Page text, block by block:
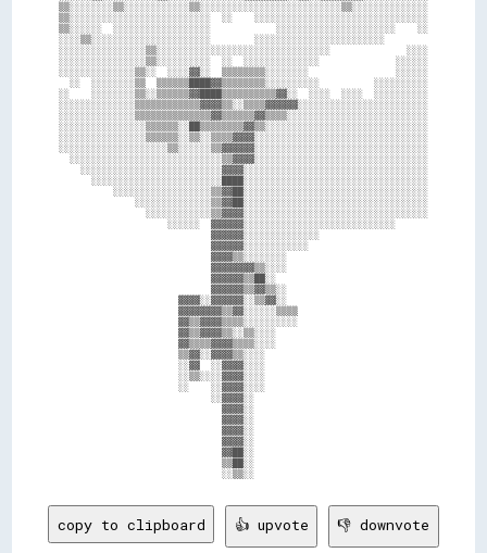
▒▒░░░░░░░░▒▒░░░░░░░░░░░░▒▒░░░░░░░░░░░░░░░░░░░░░░░░░░▒▒░░░░░░░░░░░░░░
▒▒░░░░░░░░░░░░░░░░░░░░░░░░░░  ░░    ░░░░░░░░░░░░░░░░░░░░░░░░░░░░░░░░
▒▒░░░░░░  ░░░░░░░░░░░░░░░░░░            ░░░░░░░░░░░░░░░░░░░░░░    ░░
░░░░▒▒░░░░░░░░░░░░░░░░░░░░░░        ░░░░░░░░░░░░░░░░░░░░░░░░
░░░░░░░░░░░░░░░░▒▒░░░░░░░░░░░░░░░░░░░░░░░░░░░░░░░░              ░░░░
░░░░░░░░░░░░░░░░▒▒░░░░░░░░░░  ░░  ░░░░░░░░░░░░░░              ░░░░░░
░░░░░░░░░░░░░░▒▒░░  ░░░░▓▓░░  ▒▒▒▒▒▒▒▒░░░░░░░░                ░░░░░░
  ░░  ░░░░░░░░▒▒  ▒▒▒▒▒▒████▓▓▒▒▒▒▒▒▒▒░░░░░░░░░░          ░░░░░░░░░░
░░    ░░░░░░░░▒▒░░▒▒▒▒▒▒▓▓████▒▒▒▒▒▒▒▒▒▒▓▓░░  ░░░░  ░░░░  ░░░░░░░░░░
░░░░░░░░░░░░░░▒▒▒▒▒▒▒▒▒▒▒▒▓▓▓▓▒▒░░▒▒▒▒▓▓▓▓▓▓░░░░░░░░░░░░░░░░░░░░░░░░
░░░░░░░░░░░░░░▒▒▒▒▒▒▒▒▒▒▒▒▒▒▓▓▒▒▒▒▒▒▓▓▒▒▒▒░░░░░░░░░░░░░░░░░░░░░░░░░░
░░░░░░░░░░░░░░░░▒▒▒▒▒▒░░██▒▒▒▒▒▒▒▒▓▓▒▒░░░░░░░░░░░░░░░░░░░░░░░░░░░░░░
░░░░░░░░░░░░░░░░▒▒▒▒▒▒░░▒▒░░▒▒▒▒▓▓▓▓░░░░░░░░░░░░░░░░░░░░░░░░░░░░░░░░
░░░░░░░░░░░░░░░░░░░░▒▒░░░░░░▒▒▓▓▓▓▓▓░░░░░░░░░░░░░░░░░░░░░░░░░░░░░░░░
  ░░░░░░░░░░░░░░░░░░░░░░░░░░░░▒▒▓▓▓▓░░░░░░░░░░░░░░░░░░░░░░░░░░░░░░░░
    ░░░░░░░░░░░░░░░░░░░░░░░░░░▓▓▓▓░░░░░░░░░░░░░░░░░░░░░░░░░░░░░░░░░░
      ░░░░░░░░░░░░░░░░░░░░░░░░████░░░░░░░░░░░░░░░░░░░░░░░░░░░░░░░░░░
          ░░░░░░░░░░░░░░░░░░▒▒▓▓██░░░░░░░░░░░░░░░░░░░░░░░░░░░░░░░░░░
              ░░░░░░░░░░░░░░▒▒▓▓██░░░░░░░░░░░░░░░░░░░░░░░░░░░░░░░░░░
                ░░░░░░░░░░░░▒▒▓▓▓▓░░░░░░░░░░░░░░░░░░░░░░░░░░░░░░░░░░
                    ░░░░░░  ▓▓▓▓▓▓░░░░░░░░░░░░░░░░░░░░░░░░░░░░
                            ▓▓▓▓▓▓░░░░░░░░░░░░░░
                            ▓▓▓▓▓▓░░░░░░░░░░░░
                            ▓▓▓▓▒▒░░░░░░░░
                            ▓▓▓▓▓▓▓▓▒▒░░░░
                            ▓▓▓▓▓▓▒▒██░░
                            ▓▓▓▓▓▓▒▒▓▓▒▒░░
                      ▓▓▓▓░░▓▓▓▓▓▓░░▒▒▓▓░░
                      ▓▓▓▓▓▓▓▓▒▒▓▓░░░░░░▒▒▒▒
                      ▓▓▒▒▓▓▓▓▒▒▒▒░░░░░░░░░░
                      ▓▓▒▒▓▓▓▓▒▒░░▒▒░░░░
                      ▓▓▒▒▒▒▓▓▓▓▒▒▒▒░░░░
                      ▒▒▓▓░░▓▓▓▓▒▒░░░░
                      ░░▓▓  ░░▓▓▓▓░░░░
                      ░░▒▒░░░░▓▓▓▓░░░░
                      ░░    ░░▓▓▓▓░░░░
                            ░░▓▓▓▓░░
                              ▓▓▓▓░░
                              ▓▓▓▓░░
                              ▓▓▓▓░░
                              ▓▓▓▓░░
                              ▓▓██░░
                              ▒▒██░░
copy to clipboard 👍 upvote 👎 downvote